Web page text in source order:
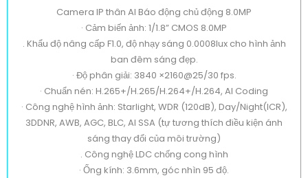
Camera IP thân AI Báo động chủ động 8.0MP
· Cảm biến ảnh: 1/1.8” CMOS 8.0MP
. Khẩu độ nâng cấp F1.0, độ nhạy sáng 0.0008lux cho hình ảnh
ban đêm sáng đẹp.
· Độ phân giải: 3840 ×2160@25/30 fps.
· Chuẩn nén: H.265+/H.265/H.264+/H.264, AI Coding
· Công nghệ hình ảnh: Starlight, WDR (120dB), Day/Night(ICR),
3DDNR, AWB, AGC, BLC, AI SSA (tự tương thích điều kiện ánh
sáng thay đổi của môi trường)
. Công nghệ LDC chống cong hình
· Ống kính: 3.6mm, góc nhìn 95 độ.